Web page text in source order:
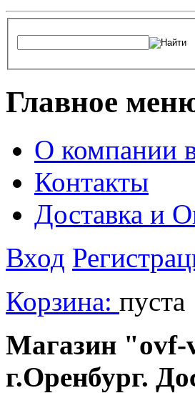
Главное
О компании
Контакты
Доставка и
Вход
Корзина: пуста
Магазин "ovf-
г.Оренбург.